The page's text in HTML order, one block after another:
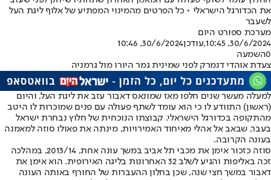
את הכדורגל הישראלי • כל הפרטים מהמינוי המפתיע של אלוף ליגת העל
לשעבר
מערכת ספורט היום
30/6/2024, 10:45
,עודכן30/6/2024, 10:46
0השמעה
צעדת אוהדי דנמרק לפני שמינית גמר היורו מול גרמניה
למעלה מעשר שנים חלפו מאז שמונאס דאבור עזב את ליגת העל, והיום
(ראשון) התוודע לו כי הוא עומד לשתף פעולה עם פנים שמוכרות לו היטב
מהתקופה בכדורגל הישראלי. קבוצתו הנוכחית של חלוץ נבחרת ישראל
בעבר, שבאב אל אהלי מאיחוד האמירויות, מינתה את פאולו סוזה למאמנה
בעונה הקרובה.
סוזה כזכור אימן את מכבי תל אביב במשך עונה אחת, 2013/14, במהלכה
זכה באליפות והגיע לשלב 32 האחרונות בליגה האירופית. הוא אימן את
דאבור במשך חצי שנה, שכן בחלון ההעברות של החורף באותה העונה